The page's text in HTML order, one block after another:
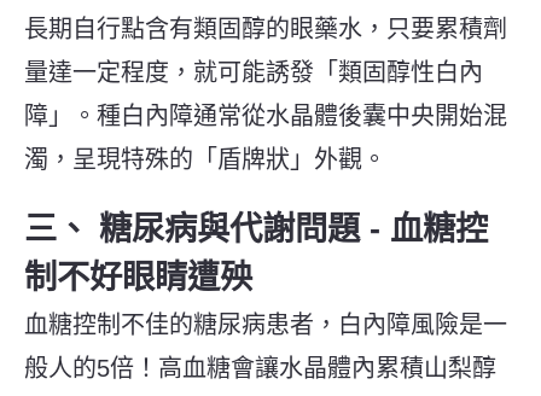
長期自行點含有類固醇的眼藥水，只要累積劑
量達一定程度，就可能誘發「類固醇性白內
障」。種白內障通常從水晶體後囊中央開始混
濁，呈現特殊的「盾牌狀」外觀。
三、 糖尿病與代謝問題 - 血糖控
制不好眼睛遭殃
血糖控制不佳的糖尿病患者，白內障風險是一
般人的5倍！高血糖會讓水晶體內累積山梨醇